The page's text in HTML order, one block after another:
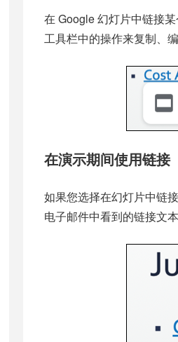
在 Google 幻灯片中链接
工具栏中的操作来复制、
在演示期间使用链接
如果您选择在幻灯片中链
电子邮件中看到的链接文